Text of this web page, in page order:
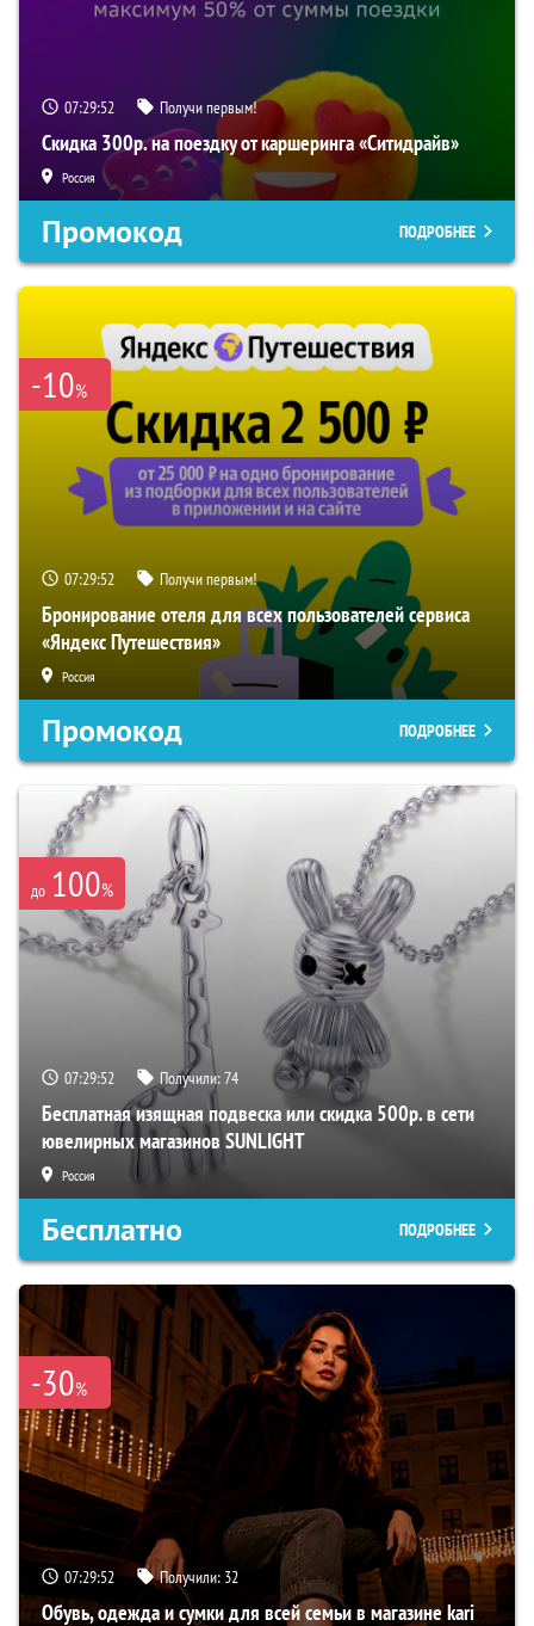
07:29:50 Получи первым!
Скидка 300р. на поездку от каршеринга «Ситидрайв»
Россия
Промокод ПОДРОБНЕЕ
-10%
07:29:50 Получи первым!
Бронирование отеля для всех пользователей сервиса
«Яндекс Путешествия»
Россия
Промокод ПОДРОБНЕЕ
до 100%
07:29:50 Получили:74
Бесплатная изящная подвеска или скидка 500р. в сети
ювелирных магазинов SUNLIGHT
Россия
Бесплатно ПОДРОБНЕЕ
-30%
07:29:50 Получили: 32
Обувь, одежда и сумки для всей семьи в магазине kari